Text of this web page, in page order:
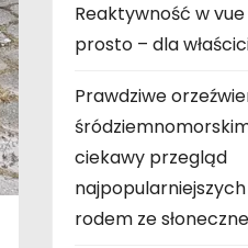
Reaktywność w
prosto – dla
Prawdziwe
ciekawy przegląd
rodem ze